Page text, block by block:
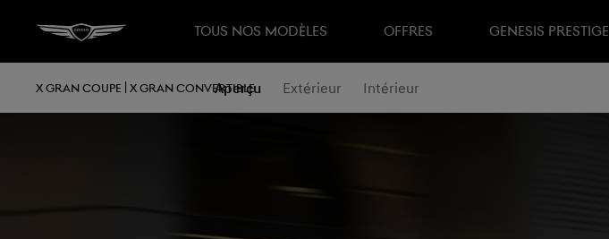
TOUS NOS MODÈLES OFFRES GENESIS PRESTIGE
X GRAN COUPE | X GRAN CONVERTIBLE
Aperçu Extérieur Intérieur